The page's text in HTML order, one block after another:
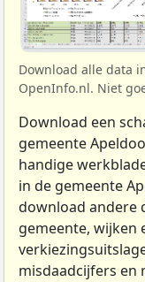
Download alle data
OpenInfo.nl. Niet
Download een
gemeente
handige
in de gemeente
download andere
gemeente, wijken
misdaadcijfers en